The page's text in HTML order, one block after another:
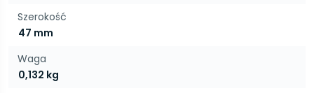
Szerokość
47 mm
Waga
0,132 kg